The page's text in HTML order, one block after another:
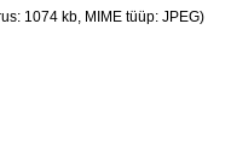
1074 kb, MIME tüüp: JPEG)